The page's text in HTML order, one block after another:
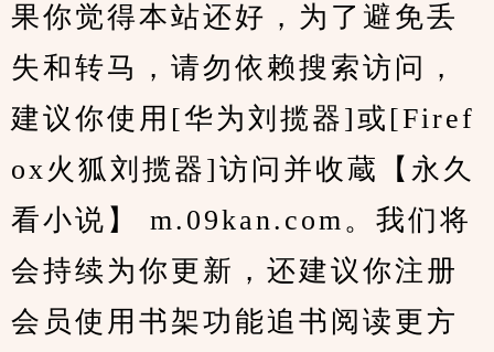
果你觉得本站还好，为了避免丢
失和转马，请勿依赖搜索访问，
建议你使用[华为刘揽器]或[Firef
ox火狐刘揽器]访问并收蔵【永久
看小说】 m.09kan.com。我们将
会持续为你更新，还建议你注册
会员使用书架功能追书阅读更方